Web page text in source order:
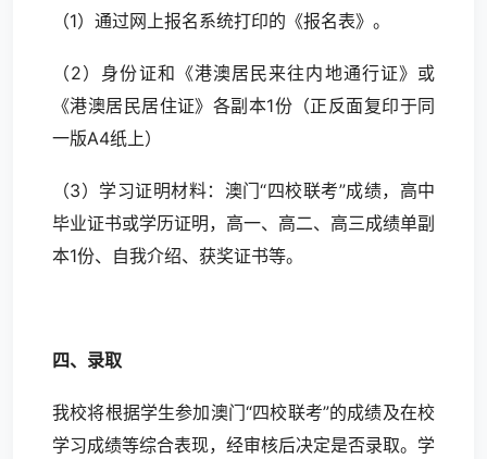
（1）通过网上报名系统打印的《报名表》。
（2）身份证和《港澳居民来往内地通行证》或
《港澳居民居住证》各副本1份（正反面复印于同
一版A4纸上）
（3）学习证明材料：澳门“四校联考”成绩，高中
毕业证书或学历证明，高一、高二、高三成绩单副
本1份、自我介绍、获奖证书等。
四、录取
我校将根据学生参加澳门“四校联考”的成绩及在校
学习成绩等综合表现，经审核后决定是否录取。学